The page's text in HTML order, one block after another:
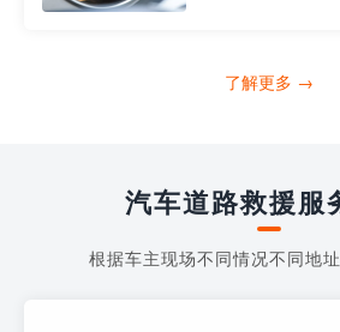
打4006363122请
了解更多 →
汽车道路救援服
根据车主现场不同情况不同地